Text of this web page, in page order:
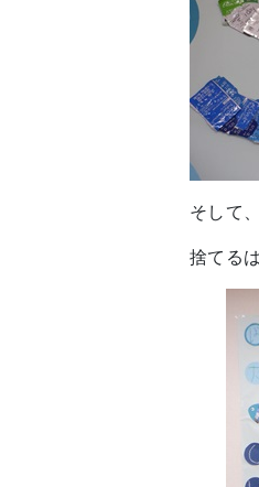
そして
捨てる